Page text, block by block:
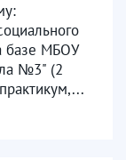
базе МБОУ
№3" (2